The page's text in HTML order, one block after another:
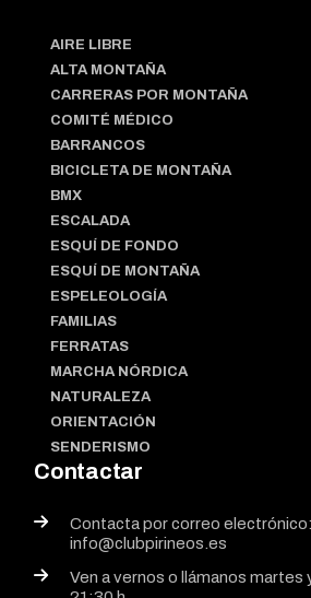
AIRE LIBRE
ALTA MONTAÑA
CARRERAS POR MONTAÑA
COMITÉ MÉDICO
BARRANCOS
BICICLETA DE MONTAÑA
BMX
ESCALADA
ESQUÍ DE FONDO
ESQUÍ DE MONTAÑA
ESPELEOLOGÍA
FAMILIAS
FERRATAS
MARCHA NÓRDICA
NATURALEZA
ORIENTACIÓN
SENDERISMO
Contactar
Contacta por correo electrónico:
info@clubpirineos.es
Ven a vernos o llámanos martes